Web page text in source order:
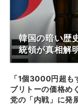
韓国の暗い歴
統領が真相解
「1個3000円超も
ブリトーの価格め
党の「内戦」に発